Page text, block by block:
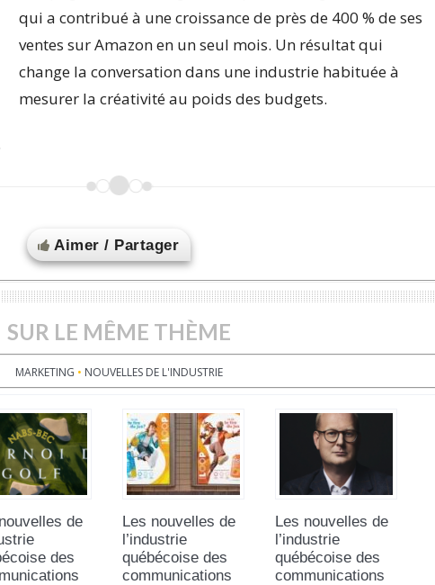
qui a contribué à une croissance de près de 400 % de ses
ventes sur Amazon en un seul mois. Un résultat qui
change la conversation dans une industrie habituée à
mesurer la créativité au poids des budgets.
Aimer / Partager
SUR LE MÊME THÈME
MARKETING • NOUVELLES DE L'INDUSTRIE
de
des
Les nouvelles de
l’industrie
québécoise des
communications
Les nouvelles de
l’industrie
québécoise des
communications